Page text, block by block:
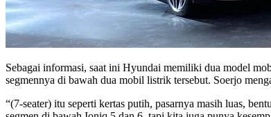
Sebagai informasi, saat ini Hyundai memiliki dua model
segmennya di bawah dua mobil listrik tersebut. Soerjo
“(7-seater) itu seperti kertas putih, pasarnya masih luas,